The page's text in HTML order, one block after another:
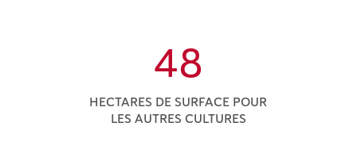
48
HECTARES DE SURFACE POUR
LES AUTRES CULTURES